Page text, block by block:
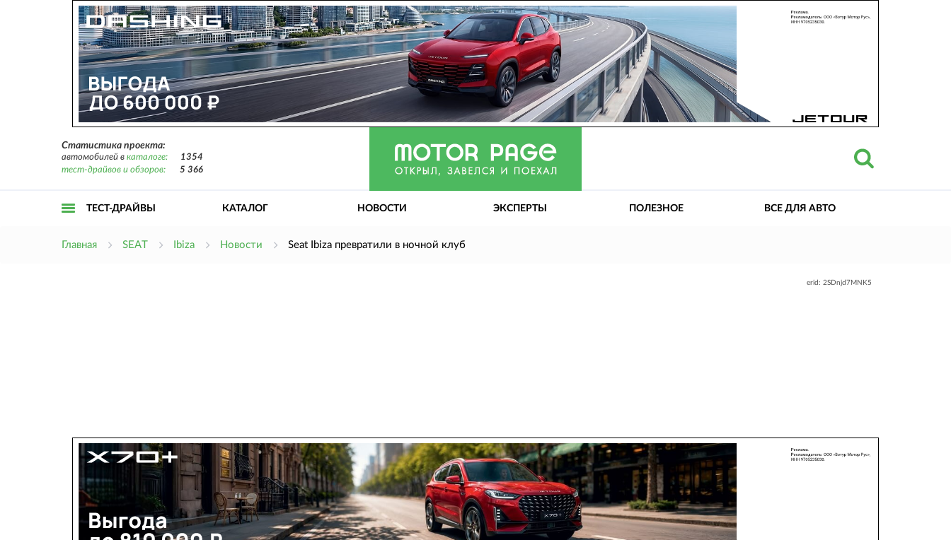
Статистика проекта:
автомобилей в каталоге:
1354
тест-драйвов и обзоров:
5 366
ТЕСТ-ДРАЙВЫ КАТАЛОГ НОВОСТИ ЭКСПЕРТЫ ПОЛЕЗНОЕ ВСЕ ДЛЯ АВТО
Главная SEAT Ibiza Новости Seat Ibiza превратили в ночной клуб
erid: 2SDnjd7MNK5